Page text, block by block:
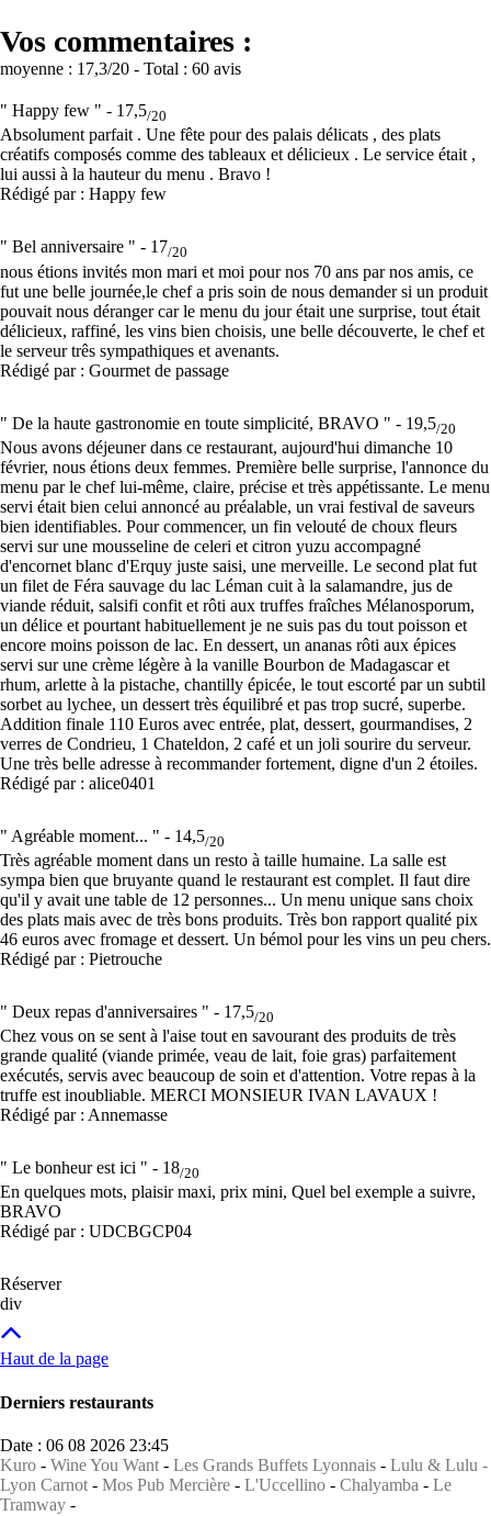
Vos commentaires :
moyenne : 17,3/20 - Total : 60 avis
" Happy few " - 17,5/20
Absolument parfait . Une fête pour des palais délicats , des plats
créatifs composés comme des tableaux et délicieux . Le service était ,
lui aussi à la hauteur du menu . Bravo !
Rédigé par : Happy few
" Bel anniversaire " - 17/20
nous étions invités mon mari et moi pour nos 70 ans par nos amis, ce
fut une belle journée,le chef a pris soin de nous demander si un produit
pouvait nous déranger car le menu du jour était une surprise, tout était
délicieux, raffiné, les vins bien choisis, une belle découverte, le chef et
le serveur três sympathiques et avenants.
Rédigé par : Gourmet de passage
" De la haute gastronomie en toute simplicité, BRAVO " - 19,5/20
Nous avons déjeuner dans ce restaurant, aujourd'hui dimanche 10
février, nous étions deux femmes. Première belle surprise, l'annonce du
menu par le chef lui-même, claire, précise et très appétissante. Le menu
servi était bien celui annoncé au préalable, un vrai festival de saveurs
bien identifiables. Pour commencer, un fin velouté de choux fleurs
servi sur une mousseline de celeri et citron yuzu accompagné
d'encornet blanc d'Erquy juste saisi, une merveille. Le second plat fut
un filet de Féra sauvage du lac Léman cuit à la salamandre, jus de
viande réduit, salsifi confit et rôti aux truffes fraîches Mélanosporum,
un délice et pourtant habituellement je ne suis pas du tout poisson et
encore moins poisson de lac. En dessert, un ananas rôti aux épices
servi sur une crème légère à la vanille Bourbon de Madagascar et
rhum, arlette à la pistache, chantilly épicée, le tout escorté par un subtil
sorbet au lychee, un dessert très équilibré et pas trop sucré, superbe.
Addition finale 110 Euros avec entrée, plat, dessert, gourmandises, 2
verres de Condrieu, 1 Chateldon, 2 café et un joli sourire du serveur.
Une très belle adresse à recommander fortement, digne d'un 2 étoiles.
Rédigé par : alice0401
" Agréable moment... " - 14,5/20
Très agréable moment dans un resto à taille humaine. La salle est
sympa bien que bruyante quand le restaurant est complet. Il faut dire
qu'il y avait une table de 12 personnes... Un menu unique sans choix
des plats mais avec de très bons produits. Très bon rapport qualité pix
46 euros avec fromage et dessert. Un bémol pour les vins un peu chers.
Rédigé par : Pietrouche
" Deux repas d'anniversaires " - 17,5/20
Chez vous on se sent à l'aise tout en savourant des produits de très
grande qualité (viande primée, veau de lait, foie gras) parfaitement
exécutés, servis avec beaucoup de soin et d'attention. Votre repas à la
truffe est inoubliable. MERCI MONSIEUR IVAN LAVAUX !
Rédigé par : Annemasse
" Le bonheur est ici " - 18/20
En quelques mots, plaisir maxi, prix mini, Quel bel exemple a suivre,
BRAVO
Rédigé par : UDCBGCP04
Réserver
div
Haut de la page
Derniers restaurants
Date : 06 08 2026 23:45
Kuro - Wine You Want - Les Grands Buffets Lyonnais - Lulu & Lulu -
Lyon Carnot - Mos Pub Mercière - L'Uccellino - Chalyamba - Le
Tramway -